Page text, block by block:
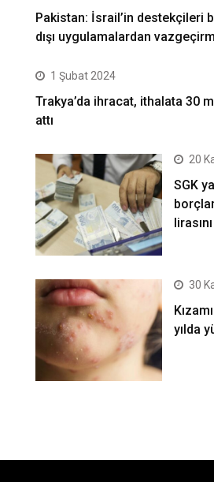
Pakistan: İsrail’in destekçileri
dışı uygulamalardan
1 Şubat 2024
Trakya’da ihracat, ithalata 30
attı
20
SGK
30
yılda